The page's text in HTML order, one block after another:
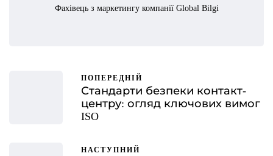
Фахівець з маркетингу компанії Global Bilgi
ПОПЕРЕДНІЙ
Стандарти безпеки контакт-
центру: огляд ключових вимог
ISO
НАСТУПНИЙ